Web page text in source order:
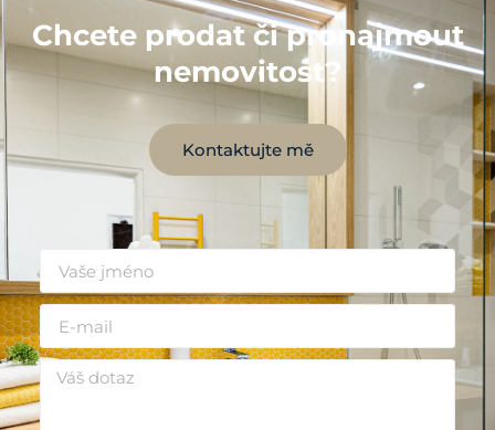
Chcete prodat či pronajmout
nemovitost?
Kontaktujte mě